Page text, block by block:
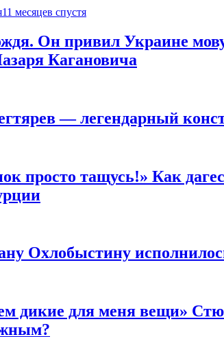
11 месяцев спустя
Он привил Украине
Кагановича
— легендарный
просто тащусь!» Как
Охлобыстину
дикие для меня вещи»